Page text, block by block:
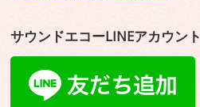
サウンドエコーLINEアカウント